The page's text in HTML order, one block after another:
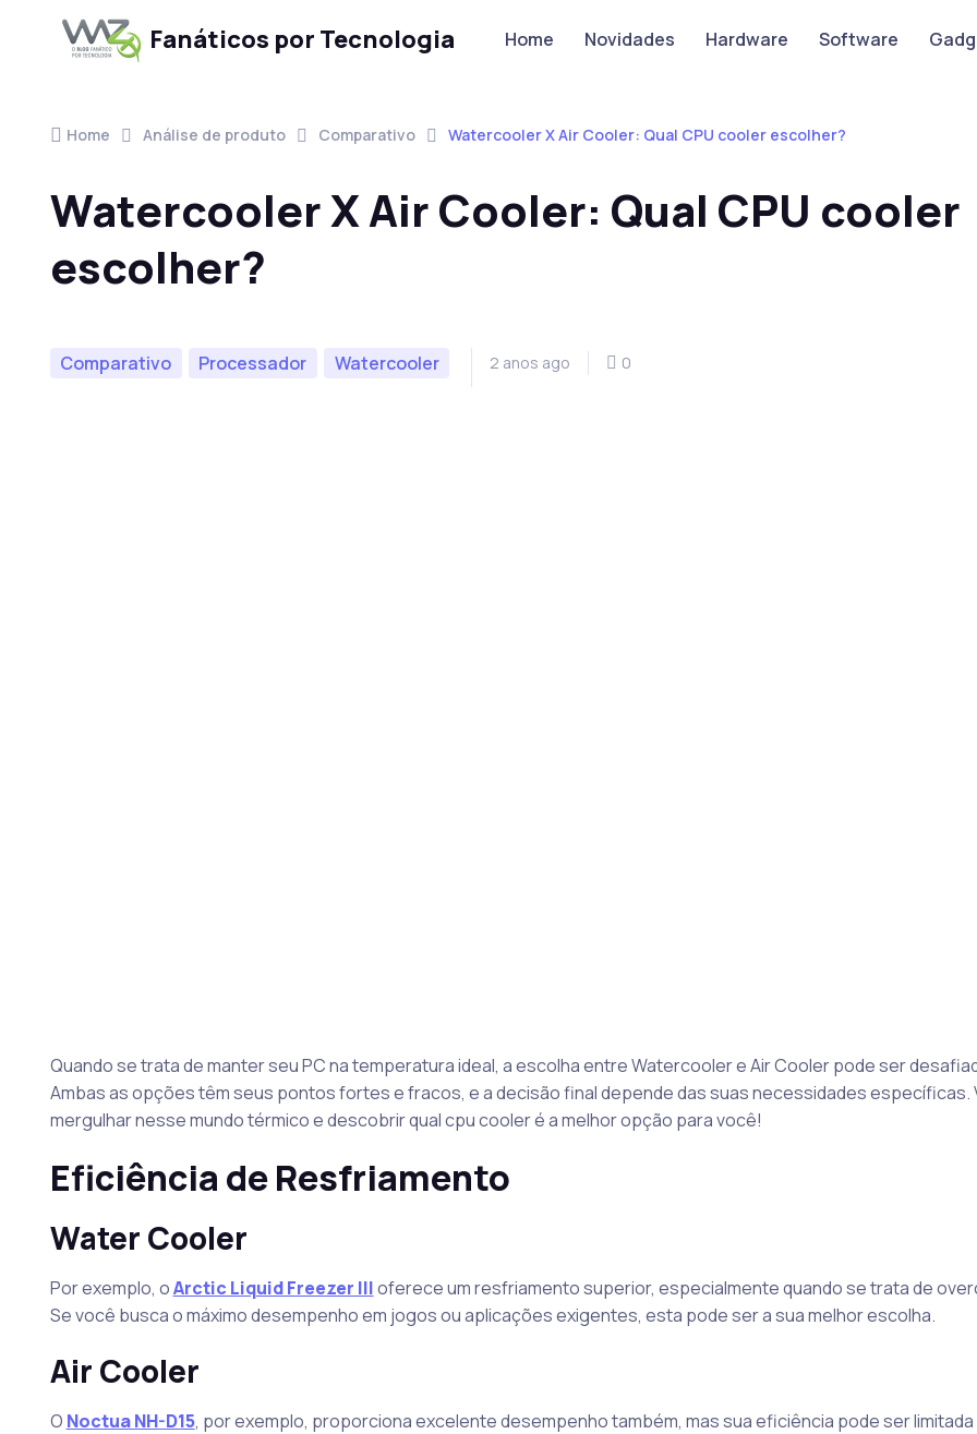
Skip to navigation
Skip to contentFanáticos por Tecnologia Home Novidades Hardware Software
Home Análise de produto Comparativo Watercooler X Air Cooler: Qual CPU cooler escolher?
Watercooler X Air Cooler: Qual CPU cooler
escolher?
Comparativo Processador Watercooler 2 anos ago 0
Quando se trata de manter seu PC na temperatura ideal, a escolha entre Watercooler e Air Cooler pode ser
Ambas as opções têm seus pontos fortes e fracos, e a decisão final depende das suas necessidades específicas.
mergulhar nesse mundo térmico e descobrir qual cpu cooler é a melhor opção para você!
Eficiência de Resfriamento
Water Cooler
Por exemplo, oArctic Liquid Freezer IIIoferece um resfriamento superior, especialmente quando se trata de
Se você busca o máximo desempenho em jogos ou aplicações exigentes, esta pode ser a sua melhor escolha.
Air Cooler
O Noctua NH-D15, por exemplo, proporciona excelente desempenho também, mas sua eficiência pode ser